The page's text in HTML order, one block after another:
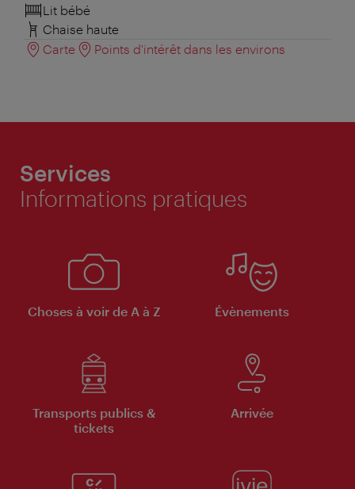
Lit bébé
Chaise haute
Carte
Points d'intérêt dans les environs
Services
Informations pratiques
Choses à voir de A à Z Évènements
Transports publics &
tickets
Arrivée